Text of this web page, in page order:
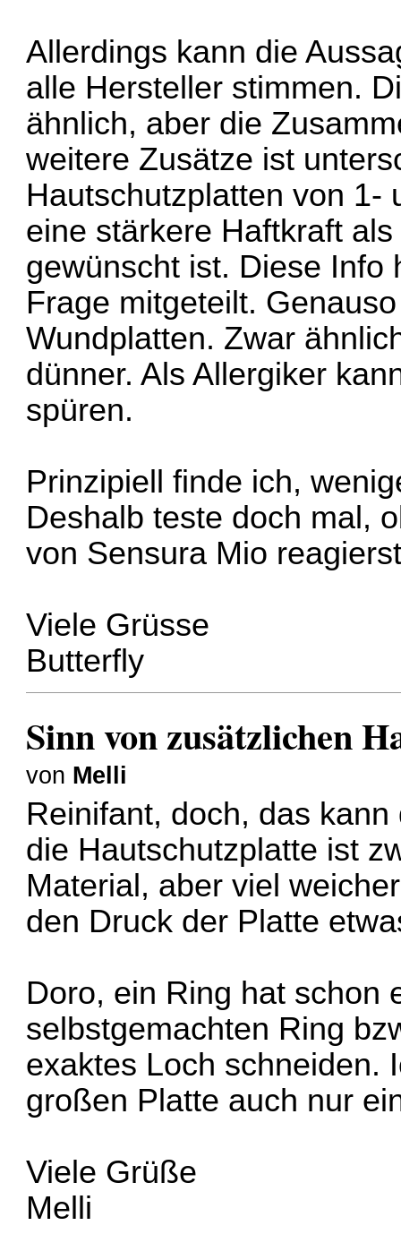
Allerdings kann die
alle Hersteller stimmen.
ähnlich, aber die
weitere Zusätze ist
Hautschutzplatten von 1-
eine stärkere Haftkraft
gewünscht ist. Diese Info
Frage mitgeteilt.
Wundplatten. Zwar
dünner. Als Allergiker
spüren.
Prinzipiell finde ich,
Deshalb teste doch mal,
von Sensura Mio
Viele Grüsse
Butterfly
Sinn von zusätzlichen
von Melli
Reinifant, doch, das
die Hautschutzplatte ist
Material, aber viel
den Druck der Platte
Doro, ein Ring hat schon
selbstgemachten Ring
exaktes Loch schneiden.
großen Platte auch nur
Viele Grüße
Melli